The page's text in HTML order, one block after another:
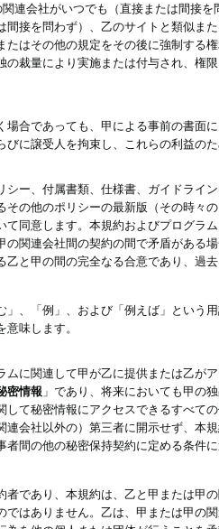
連会社がいつでも（直接または間接
間接を問わず）、乙のサイトと類似ま
たはその他の規定をその後に強制する
の裁量により実施または付与され、権
場合であっても、甲による事前の書面
びに譲受人を拘束し、これらの利益の
シー、付属書類、仕様書、ガイドライ
その他のポリシーの最新版（その時々
て同意します。本規約およびプログラ
の関連会社間の契約の間で矛盾がある
乙と甲の間の完全なる合意であり、過
」、「例」、および「例えば」という
味します。
ムに関連して甲が乙に提供または乙が
密情報 」であり、将来においても甲の
して秘密情報にアクセスできるすべて
連会社以外の）第三者に開示せず、本
者間の他の秘密保持契約に定める条件
者であり、本規約は、乙と甲または甲
ではありません。乙は、甲または甲の